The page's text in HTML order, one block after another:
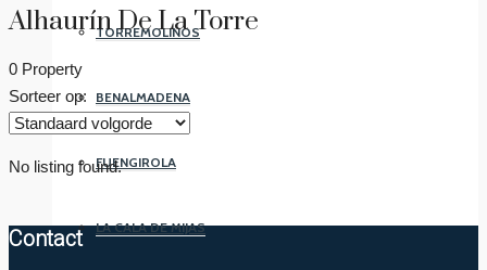
TORREMOLINOS
BENALMADENA
FUENGIROLA
LA CALA DE MIJAS
Alhaurín De La Torre
0 Property
Sorteer op:
No listing found.
Contact